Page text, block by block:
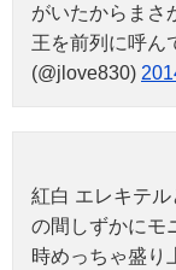
がいたからまさ
王を前列に呼ん
(@jlove830)
紅白 エレキテ
の間しずかにモ
時めっちゃ盛り